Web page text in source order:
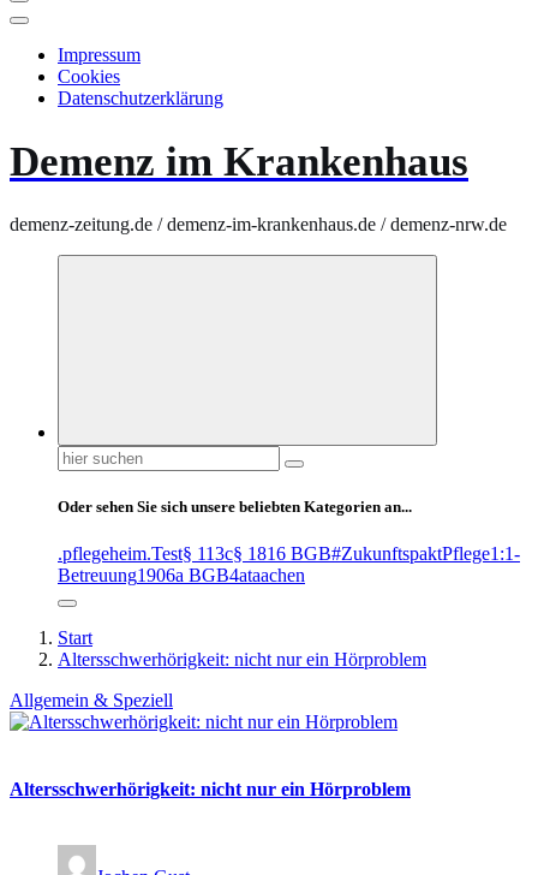
Impressum
Cookies
Datenschutzerklärung
Demenz im Krankenhaus
demenz-zeitung.de / demenz-im-krankenhaus.de / demenz-nrw.de
Suchen
nach:
Oder sehen Sie sich unsere beliebten Kategorien an...
.pflegeheim.Test§ 113c§ 1816 BGB#ZukunftspaktPflege1:1-
Betreuung1906a BGB4ataachen
Start
Altersschwerhörigkeit: nicht nur ein Hörproblem
Allgemein & Speziell
Altersschwerhörigkeit: nicht nur ein Hörproblem